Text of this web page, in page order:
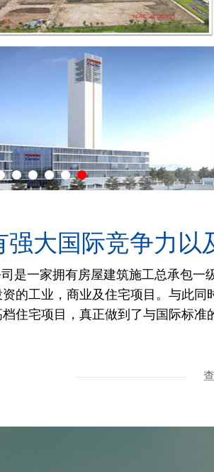
强大国际竞争力以
是一家拥有房屋建筑施工总承包
的工业，商业及住宅项目。与此
住宅项目，真正做到了与国际标准